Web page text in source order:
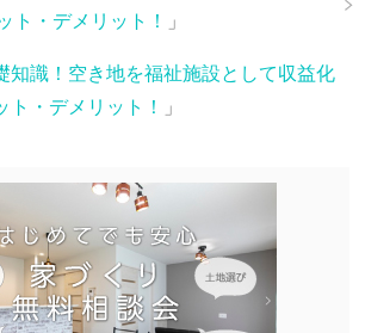
ト・デメリット！
」
知識！空き地を福祉施設として収益化
・デメリット！
」